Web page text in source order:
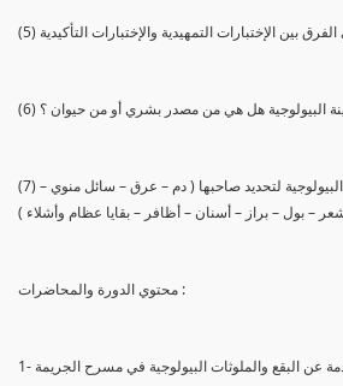
الفرق بين الإختبارات التمهيدية والإختبارات التأكيدية
البيولوجية هل هي من مصدر بشري أو من حيوان ؟
(7) إجراء الإختبارات علي العينة البيولوجية لتحديد صاحبها ( دم – عرق – سائل منوي –
– بول – براز – أسنان – أظافر – بقايا عظام وأشلاء )
محتوي الدورة والمحاضرات :
عن البقع والملوثات البيولوجية في مسرح الجريمة